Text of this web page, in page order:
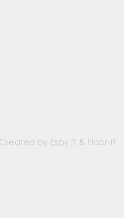
by Esby IT & Floor-IT